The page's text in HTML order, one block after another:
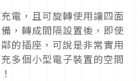
電，且可旋轉使用讓四面
，轉成間隔設置後，即使
的插座，可說是非常實用
多個小型電子裝置的空間